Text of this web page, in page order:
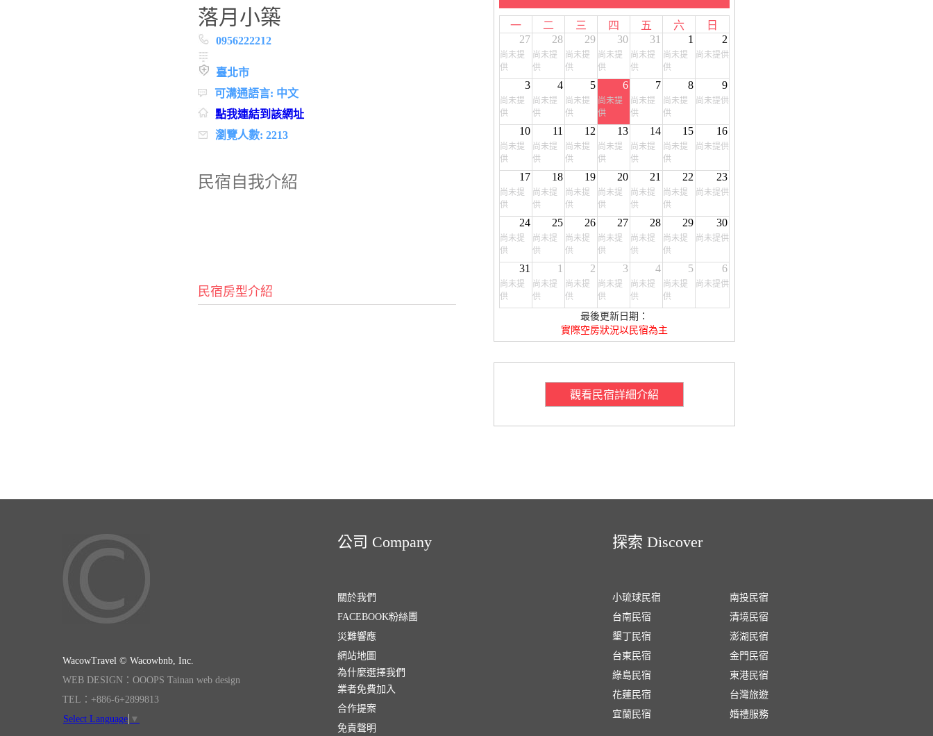
一 二 三 四 五 六
日
27
尚未提
供
28
尚未提
供
29
尚未提
供
30
尚未提
供
31
尚未提
供
1
尚未提
供
2
尚未提供
3
尚未提
供
4
尚未提
供
5
尚未提
供
6
尚未提
供
7
尚未提
供
8
尚未提
供
9
尚未提供
10
尚未提
供
11
尚未提
供
12
尚未提
供
13
尚未提
供
14
尚未提
供
15
尚未提
供
16
尚未提供
17
尚未提
供
18
尚未提
供
19
尚未提
供
20
尚未提
供
21
尚未提
供
22
尚未提
供
23
尚未提供
24
尚未提
供
25
尚未提
供
26
尚未提
供
27
尚未提
供
28
尚未提
供
29
尚未提
供
30
尚未提供
31
尚未提
供
1
尚未提
供
2
尚未提
供
3
尚未提
供
4
尚未提
供
5
尚未提
供
6
尚未提供
最後更新日期：
實際空房狀況以民宿為主
觀看民宿詳細介紹
落月小築
0956222212
臺北市
可溝通語言: 中文
點我連結到該網址
瀏覽人數: 2213
民宿自我介紹
民宿房型介紹
WacowTravel © Wacowbnb, Inc.
WEB DESIGN：OOOPS Tainan web design
TEL：+886-6+2899813
Select Language ▼
公司 Company
關於我們
FACEBOOK粉絲團
災難響應
網站地圖
為什麼選擇我們
業者免費加入
合作提案
免責聲明
探索 Discover
小琉球民宿
台南民宿
墾丁民宿
台東民宿
綠島民宿
花蓮民宿
宜蘭民宿
南投民宿
清境民宿
澎湖民宿
金門民宿
東港民宿
台灣旅遊
婚禮服務